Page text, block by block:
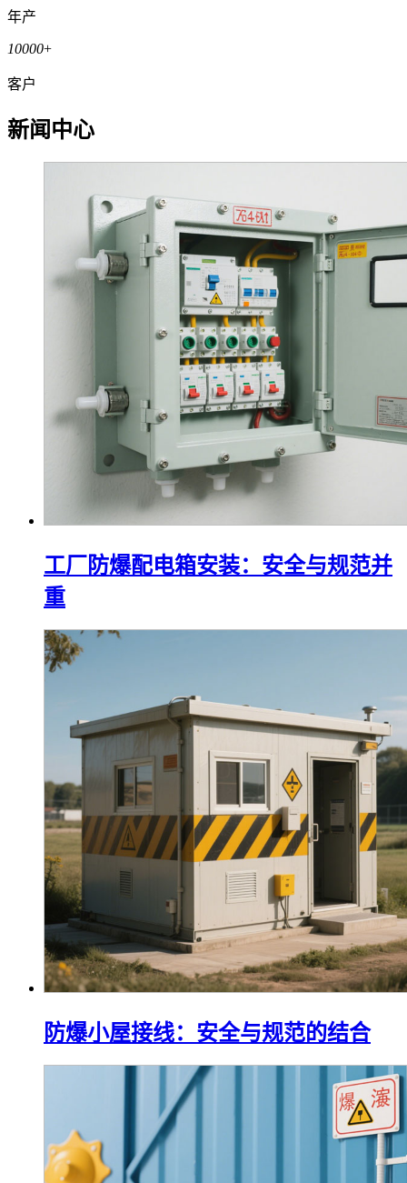
年产
10000+
客户
新闻中心
工厂防爆配电箱安装：安全与规范并
重
防爆小屋接线：安全与规范的结合